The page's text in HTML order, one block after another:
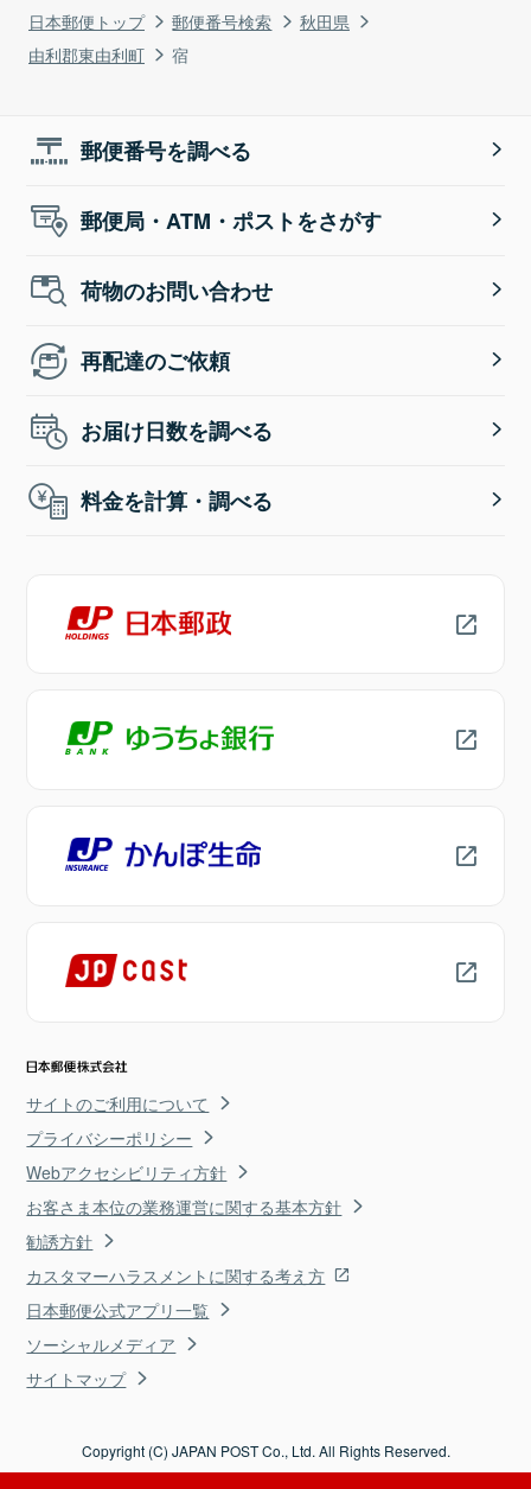
日本郵便トップ 郵便番号検索
秋田県
由利郡東由利町
宿
郵便番号を調べる
郵便局・ATM・ポストをさがす
荷物のお問い合わせ
再配達のご依頼
お届け日数を調べる
料金を計算・調べる
サイトのご利用について
プライバシーポリシー
Webアクセシビリティ方針
お客さま本位の業務運営に関する基本方針
勧誘方針
カスタマーハラスメントに関する考え方
日本郵便公式アプリ一覧
ソーシャルメディア
サイトマップ
Copyright (C) JAPAN POST Co., Ltd. All Rights Reserved.